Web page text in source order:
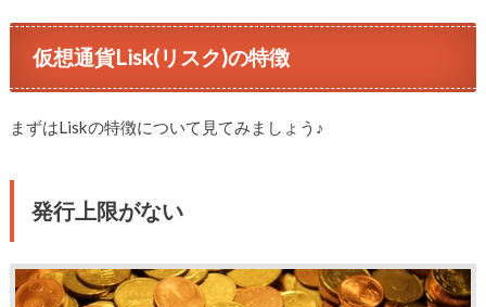
仮想通貨Lisk(リスク)の特徴
まずはLiskの特徴について見てみましょう♪
発行上限がない